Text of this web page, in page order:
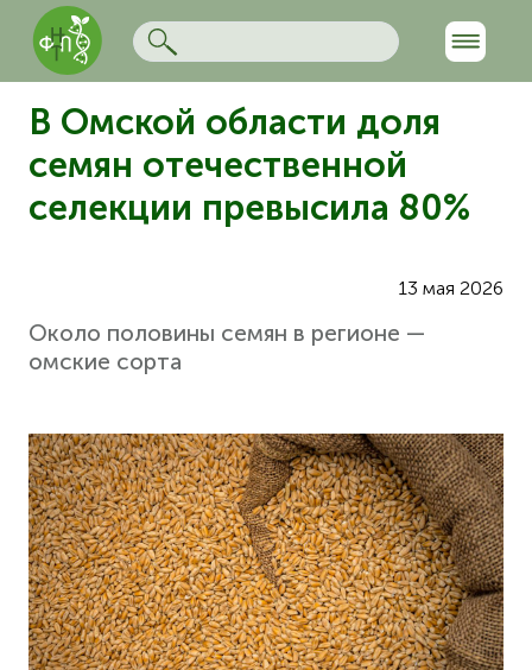
В Омской области доля
семян отечественной
селекции превысила 80%
13 мая 2026
Около половины семян в регионе —
омские сорта